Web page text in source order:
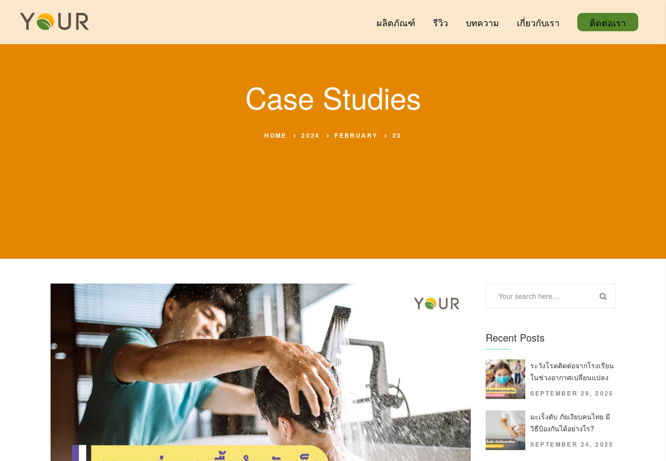
ผลิตภัณฑ์ รีวิว บทความ เกี่ยวกับเรา ติดต่อเรา
Case Studies
HOME 2024 FEBRUARY 23
Recent Posts
ระวังโรคติดต่อจากโรงเรียน
ในช่วงอากาศเปลี่ยนแปลง
SEPTEMBER 29, 2025
มะเร็งตับ ภัยเงียบคนไทย มี
วิธีป้องกันได้อย่างไร?
SEPTEMBER 24, 2025